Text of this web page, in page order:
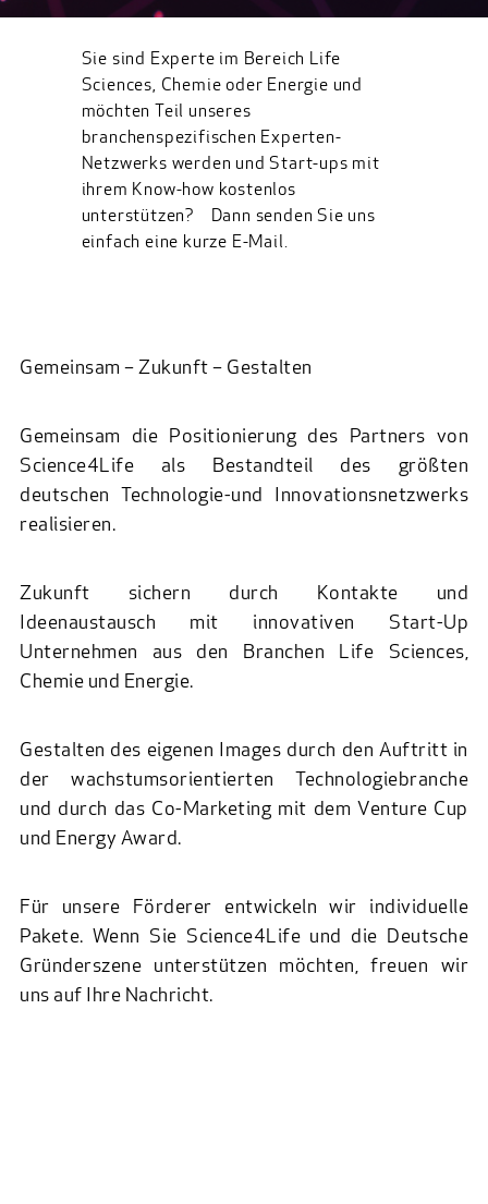
Sie sind Experte im Bereich Life
Sciences, Chemie oder Energie und
möchten Teil unseres
branchenspezifischen Experten-
Netzwerks werden und Start-ups mit
ihrem Know-how kostenlos
unterstützen? Dann senden Sie uns
einfach eine kurze E-Mail.
Gemeinsam – Zukunft – Gestalten
Gemeinsam die Positionierung des Partners von
Science4Life als Bestandteil des größten
deutschen Technologie-und Innovationsnetzwerks
realisieren.
Zukunft sichern durch Kontakte und
Ideenaustausch mit innovativen Start-Up
Unternehmen aus den Branchen Life Sciences,
Chemie und Energie.
Gestalten des eigenen Images durch den Auftritt in
der wachstumsorientierten Technologiebranche
und durch das Co-Marketing mit dem Venture Cup
und Energy Award.
Für unsere Förderer entwickeln wir individuelle
Pakete. Wenn Sie Science4Life und die Deutsche
Gründerszene unterstützen möchten, freuen wir
uns auf Ihre Nachricht.